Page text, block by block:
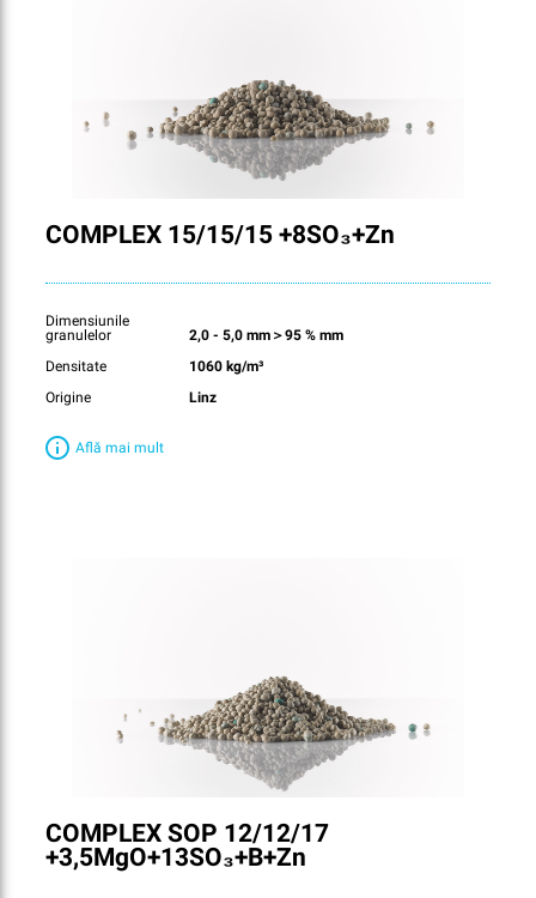
COMPLEX 15/15/15 +8SO₃+Zn
Dimensiunile
granulelor
2,0 - 5,0 mm＞95 % mm
Densitate
1060 kg/m³
Origine
Linz
Află mai mult
COMPLEX SOP 12/12/17
+3,5MgO+13SO₃+B+Zn